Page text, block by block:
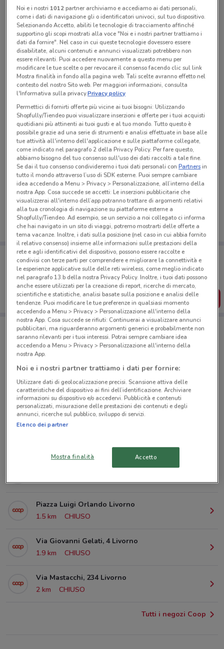
Centro Comm.Le Fonti Del Corallo
Tutte le promozioni di questo negozio
Ci dispiace, al momento non abbiamo pubblicato
volantini nella tua zona. Riprova più tardi.
Porta DoveConviene sempre con te!
Puoi trovare le migliori offerte dei negozi vicino a te,
salvarle e creare la tua lista del risparmio, comodamente
dal tuo cellulare.
SCARICA L’APP
Negozi Coop a Livorno
© MapTiler © OpenStreetMap contributors
Via Primo Levi, 57 Livorno
1.3 km
Piazza Luigi Orlando Livorno
1.5 km
CHIUSO
Via Giovanni Gelati, 4 Livorno
1.9 km
CHIUSO
Via Mastacchi, 234 Livorno
2 km
CHIUSO
Tutti i negozi Coop
Noi e i nostri 1012partner archiviamo e accediamo ai dati personali,
come i dati di navigazione gli o identificatori univoci, sul tuo dispositivo.
Selezionando Accetto, abiliti le tecnologie di tracciamento affinché
supportino gli scopi mostrati alla voce "Noi e i nostri partner trattiamo i
dati da fornire". Nel caso in cui queste tecnologie dovessero essere
disabilitate, alcuni contenuti e annunci visualizzati potrebbero non
essere rilevanti. Puoi accedere nuovamente a questo menu per
modificare le tue scelte o per revocare il consenso facendo clic sul link
Mostra finalità in fondo alla pagina web. Tali scelte avranno effetto nel
contesto del nostro Sito web. Per maggiori informazioni, consulta
l'Informativa sulla privacy.Privacy policy
Permettici di fornirti offerte più vicine ai tuoi bisogni: Utilizzando
Shopfully/Tiendeo puoi visualizzare inserzioni e offerte per i tuoi acquisti
quotidiani più attinenti ai tuoi gusti e al tuo mondo. Tutto questo è
possibile grazie ad una serie di strumenti e analisi effettuate in base alle
tue attività all'interno dell'applicazione e sulle piattaforme collegate,
come indicato nel paragrafo 2 della Privacy Policy. Per fare questo,
abbiamo bisogno del tuo consenso sull'uso dei dati raccolti a tale fine.
Se dai il tuo consenso condivideremo i tuoi dati personali conPartnersin
tutto il mondo attraverso l’uso di SDK esterne. Puoi sempre cambiare
idea accedendo a Menu > Privacy > Personalizzazione, all’interno della
nostra App. Cosa succede se accetti: Le inserzioni pubblicitarie che
visualizzerai all'interno dell’app potranno trattare di argomenti relativi
alla tua cronologia di navigazione su piattaforme esterne a
Shopfully/Tiendeo. Ad esempio, se un servizio a noi collegato ci informa
che hai navigato in un sito di viaggi, potremo mostrarti delle offerte a
tema vacanze. Inoltre, i dati sulla posizione (nel caso in cui abbia fornito
il relativo consenso) insieme alle informazioni sulle prestazioni della
rete e agli identificativi del dispositivo, possono essere raccolte e
condivisi con terze parti per comprendere e migliorare la connettività e
le esperienze applicative sulle delle reti wireless, come meglio indicato
nel paragrafo 13.b della nostra Privacy Policy. Inoltre, i tuoi dati possono
anche essere utilizzati per la creazione di report, ricerche di mercato,
scientifiche e statistiche, analisi basate sulla posizione e analisi delle
tendenze. Puoi modificare le tue preferenze in qualsiasi momento
accedendo a Menu > Privacy > Personalizzazione all'interno della
nostra App. Cosa succede se rifiuti: Continuerai a visualizzare annunci
pubblicitari, ma riguarderanno argomenti generici e probabilmente non
saranno rilevanti per i tuoi interessi. Potrai sempre cambiare idea
accedendo a Menu > Privacy > Personalizzazione all'interno della
nostra App.
Noi e i nostri partner trattiamo i dati per fornire:
Utilizzare dati di geolocalizzazione precisi. Scansione attiva delle
caratteristiche del dispositivo ai fini dell’identificazione. Archiviare
informazioni su dispositivo e/o accedervi. Pubblicità e contenuti
personalizzati, misurazione delle prestazioni dei contenuti e degli
annunci, ricerche sul pubblico, sviluppo di servizi.
Elenco dei partner
Mostra finalità Accetto